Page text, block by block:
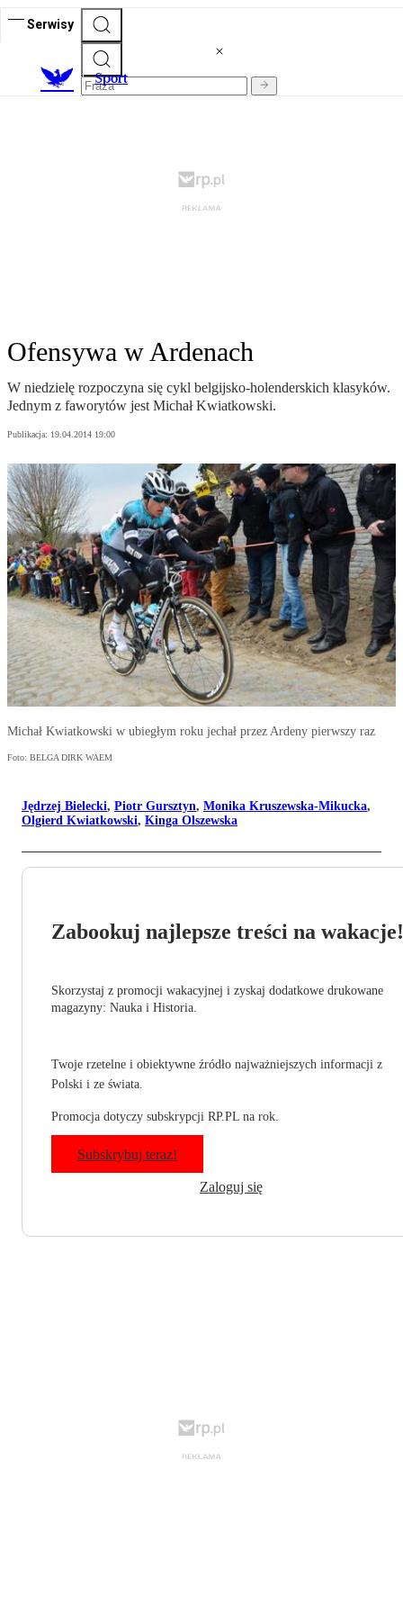
Serwisy
Sport
Ofensywa w Ardenach
W niedzielę rozpoczyna się cykl belgijsko-holenderskich klasyków.
Jednym z faworytów jest Michał Kwiatkowski.
Publikacja: 19.04.2014 19:00
Michał Kwiatkowski w ubiegłym roku jechał przez Ardeny pierwszy raz
Foto: BELGA DIRK WAEM
Jędrzej Bielecki, Piotr Gursztyn, Monika Kruszewska-Mikucka,
Olgierd Kwiatkowski, Kinga Olszewska
Zabookuj najlepsze treści na wakacje!
Skorzystaj z promocji wakacyjnej i zyskaj dodatkowe drukowane
magazyny: Nauka i Historia.
Twoje rzetelne i obiektywne źródło najważniejszych informacji z
Polski i ze świata.
Promocja dotyczy subskrypcji RP.PL na rok.
Subskrybuj teraz!
Zaloguj się